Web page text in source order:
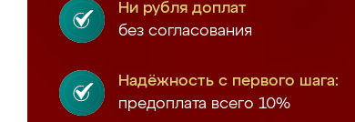
Ни рубля доплат
без согласования
Надёжность с первого шага:
предоплата всего 10%